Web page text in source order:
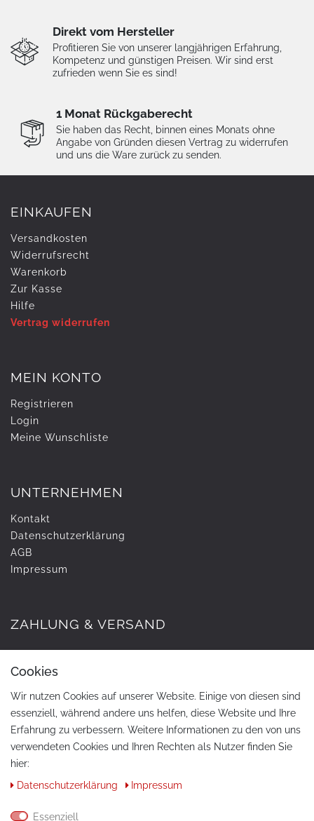
Direkt vom Hersteller
Profitieren Sie von unserer langjährigen Erfahrung,
Kompetenz und günstigen Preisen. Wir sind erst
zufrieden wenn Sie es sind!
1 Monat Rückgaberecht
Sie haben das Recht, binnen eines Monats ohne
Angabe von Gründen diesen Vertrag zu widerrufen
und uns die Ware zurück zu senden.
EINKAUFEN
Versandkosten
Widerrufs­recht
Warenkorb
Zur Kasse
Hilfe
Vertrag widerrufen
MEIN KONTO
Registrieren
Login
Meine Wunschliste
UNTERNEHMEN
Kontakt
Daten­schutz­erklärung
AGB
Impressum
ZAHLUNG & VERSAND
Cookies
Wir nutzen Cookies auf unserer Website. Einige von diesen sind
essenziell, während andere uns helfen, diese Website und Ihre
Erfahrung zu verbessern. Weitere Informationen zu den von uns
verwendeten Cookies und Ihren Rechten als Nutzer finden Sie
hier:
Daten­schutz­erklärung
Impressum
Essenziell